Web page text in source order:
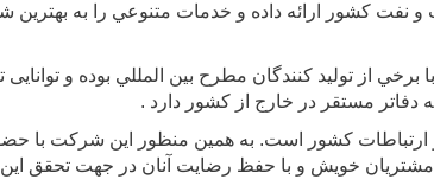
نفت کشور ارائه داده و خدمات متنوعي را به بهترين
از توليد كنندگان مطرح بين المللي بوده و توانایی
دفاتر مستقر در خارج از كشور دارد .
ارتباطات کشور است. به همين منظور اين شرکت با
مشتريان خويش و با حفظ رضايت آنان در جهت تحقق